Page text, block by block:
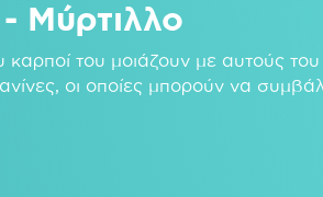
Μύρτιλλο
του μοιάζουν με αυτούς του
οι οποίες μπορούν να